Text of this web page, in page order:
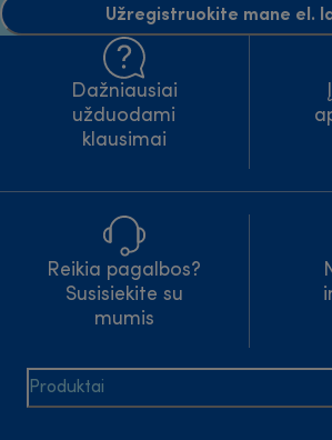
Užregistruokite mane el.
Dažniausiai
užduodami
klausimai
Reikia pagalbos?
Susisiekite su
mumis
Produktai